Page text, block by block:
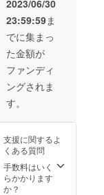
ループ
ロゴと
なりま
す。 ※
本リ
ターン
の限定
お手紙
の内容
を無断
で転
載・公
開する
URLを
メール
し、そ
の配信
の最後
でお呼
びいた
しま
支援者
員証は
画像で
のお渡
しで
ス、エ
デル・
エカー
ド直筆
サイン
色紙 7.
オズワ
ルド・
ノク
デル・
エカー
ド直筆
支援者
様お名
ルキー
ホル
ダー 5.
オズワ
ルド・
エ
ヴァー
ノク
エカー
定アク
リル
キーホ
ルダー
6.オズ
2023/06/30
23:59:59ま
でに集まっ
た金額が
ファンディ
ングされま
す。
支援に関するよ
くある質問
手数料はいく
らかかります
か？